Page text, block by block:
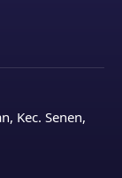
Kec. Senen,